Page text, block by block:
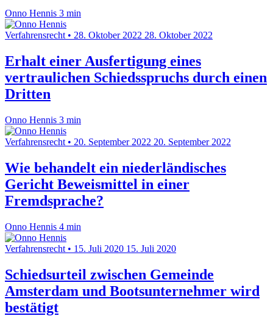
Onno Hennis 3 min
Verfahrensrecht • 28. Oktober 2022 28. Oktober 2022
Erhalt einer Ausfertigung eines
vertraulichen Schiedsspruchs durch einen
Dritten
Onno Hennis 3 min
Verfahrensrecht • 20. September 2022 20. September 2022
Wie behandelt ein niederländisches
Gericht Beweismittel in einer
Fremdsprache?
Onno Hennis 4 min
Verfahrensrecht • 15. Juli 2020 15. Juli 2020
Schiedsurteil zwischen Gemeinde
Amsterdam und Bootsunternehmer wird
bestätigt